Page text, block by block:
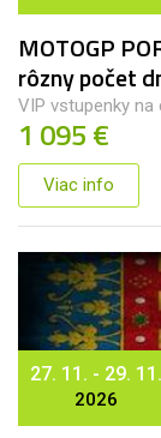
MOTOGP
rôzny počet
VIP vstupenky na
1 095 €
Viac info
27. 11. - 29. 11.
2026